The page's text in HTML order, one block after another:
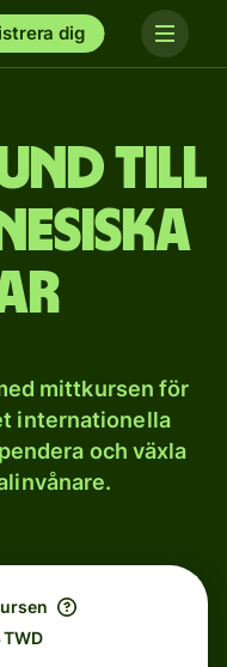
dig
till
mittkursen för
internationella
och växla
TWD